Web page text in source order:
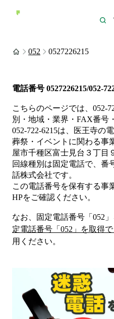
052 0527226215
電話番号 0527226215/052-
こちらのページでは、 052-
別・地域・業界・FAX番号
052-722-6215は、 医王寺の
葬祭・イベント に関わる事
屋市千種区富士見台３丁目
回線種別は固定電話で、番
話株式会社です。
この電話番号を保有する事
HPをご確認ください。
なお、固定電話番号「 052
定電話番号「 052 」を取得
用ください。